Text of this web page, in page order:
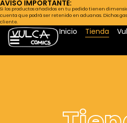
AVISO IMPORTANTE:
Si los productos añadidos en tu pedido tienen
cuenta que podrá ser retenido en aduanas. Dichos
cliente.
Inicio Tienda